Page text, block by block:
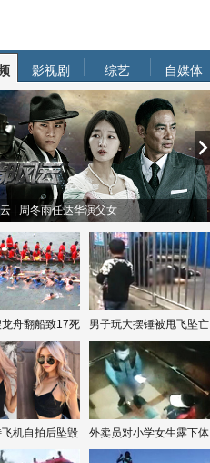
影视剧 综艺 自媒体
| 周冬雨任达华演父女
舟翻船致17死 男子玩大摆锤被甩飞坠亡
飞机自拍后坠毁 外卖员对小学女生露下体